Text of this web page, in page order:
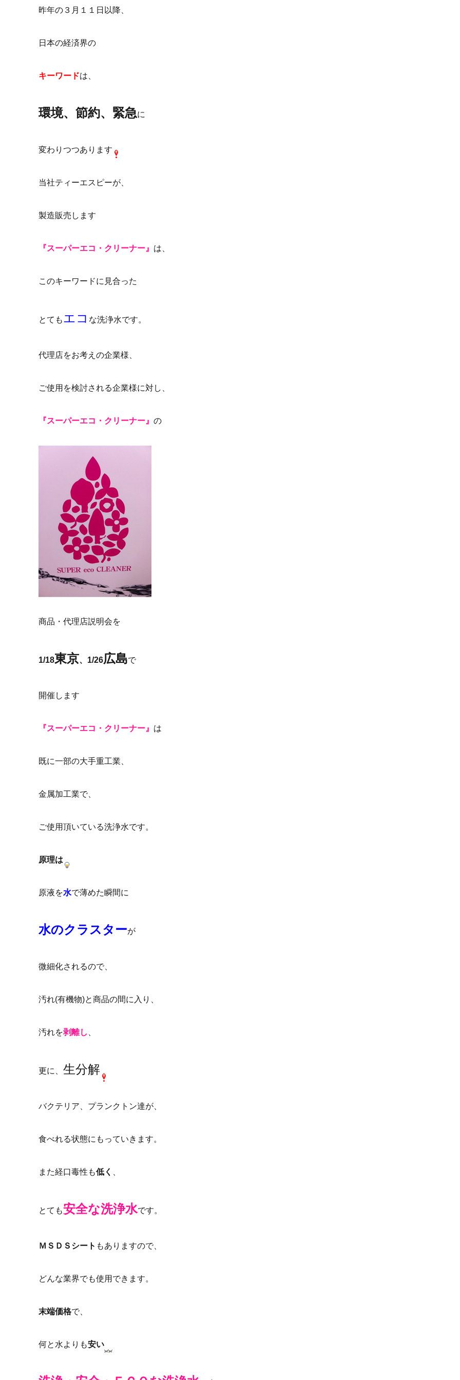
昨年の３月１１日以降、
日本の経済界の
キーワードは、
環境、節約、緊急に
変わりつつあります
当社ティーエスピーが、
製造販売します
『スーパーエコ・クリーナー』 は、
このキーワードに見合った
とてもエコ な洗浄水です。
代理店をお考えの企業様、
ご使用を検討される企業様に対し、
『スーパーエコ・クリーナー』 の
商品・代理店説明会を
1/18東京、1/26広島で
開催します
『スーパーエコ・クリーナー』 は
既に一部の大手重工業、
金属加工業で、
ご使用頂いている洗浄水です。
原理は
原液を水で薄めた瞬間に
水のクラスターが
微細化されるので、
汚れ(有機物)と商品の間に入り、
汚れを剥離し
更に、 生分解
バクテリア、プランクトン達が、
食べれる状態にもっていきます。
また経口毒性も低く
とても安全な洗浄水です。
ＭＳＤＳシート もありますので、
どんな業界でも使用できます。
末端価格で、
何と水よりも安い